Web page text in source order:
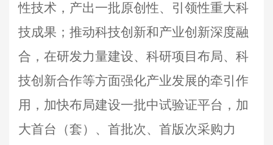
性技术，产出一批原创性、引领性重大科
技成果；推动科技创新和产业创新深度融
合，在研发力量建设、科研项目布局、科
技创新合作等方面强化产业发展的牵引作
用，加快布局建设一批中试验证平台，加
大首台（套）、首批次、首版次采购力